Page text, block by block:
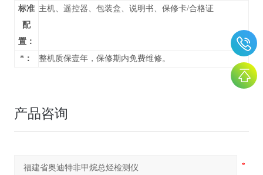
标准
配
置：
主机、遥控器、包装盒、说明书、保修卡/合格证
*： 整机质保壹年，保修期内免费维修。
产品咨询